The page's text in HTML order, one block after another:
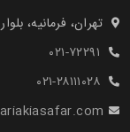
تهران، فرمانیه،
۰۲۱-۷۲۲۹۱
۰۲۱-۲۸۱۱۱۰۲۸